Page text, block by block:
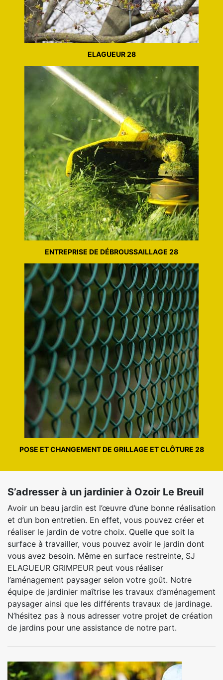
ELAGUEUR 28
ENTREPRISE DE DÉBROUSSAILLAGE 28
POSE ET CHANGEMENT DE GRILLAGE ET CLÔTURE 28
S’adresser à un jardinier à Ozoir Le Breuil
Avoir un beau jardin est l’œuvre d’une bonne réalisation
et d’un bon entretien. En effet, vous pouvez créer et
réaliser le jardin de votre choix. Quelle que soit la
surface à travailler, vous pouvez avoir le jardin dont
vous avez besoin. Même en surface restreinte, SJ
ELAGUEUR GRIMPEUR peut vous réaliser
l’aménagement paysager selon votre goût. Notre
équipe de jardinier maîtrise les travaux d’aménagement
paysager ainsi que les différents travaux de jardinage.
N’hésitez pas à nous adresser votre projet de création
de jardins pour une assistance de notre part.